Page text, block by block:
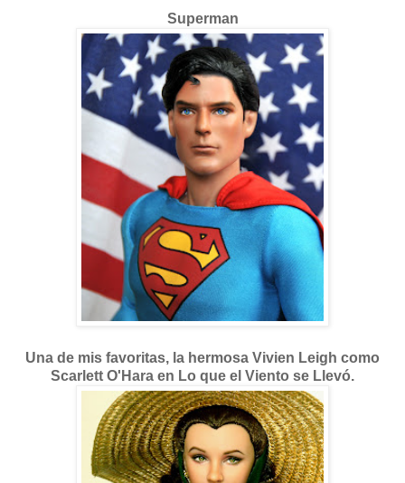
Superman
Una de mis favoritas, la hermosa Vivien Leigh como
Scarlett O'Hara en Lo que el Viento se Llevó.